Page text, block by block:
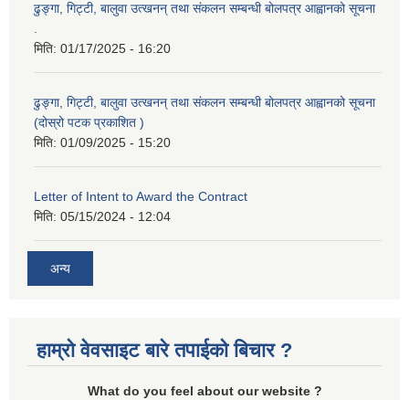
ढुङ्गा, गिट्टी, बालुवा उत्खनन् तथा संकलन सम्बन्धी बोलपत्र आह्वानको सूचना
.
मिति: 01/17/2025 - 16:20
ढुङ्गा, गिट्टी, बालुवा उत्खनन् तथा संकलन सम्बन्धी बोलपत्र आह्वानको सूचना
(दोस्रो पटक प्रकाशित )
मिति: 01/09/2025 - 15:20
Letter of Intent to Award the Contract
मिति: 05/15/2024 - 12:04
अन्य
हाम्रो वेवसाइट बारे तपाईको बिचार ?
What do you feel about our website ?